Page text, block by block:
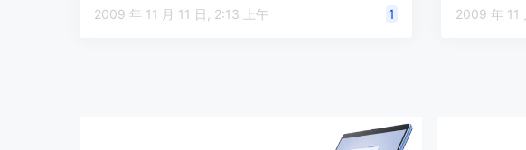
2009 年 11 月 11 日, 2:13 上午
1